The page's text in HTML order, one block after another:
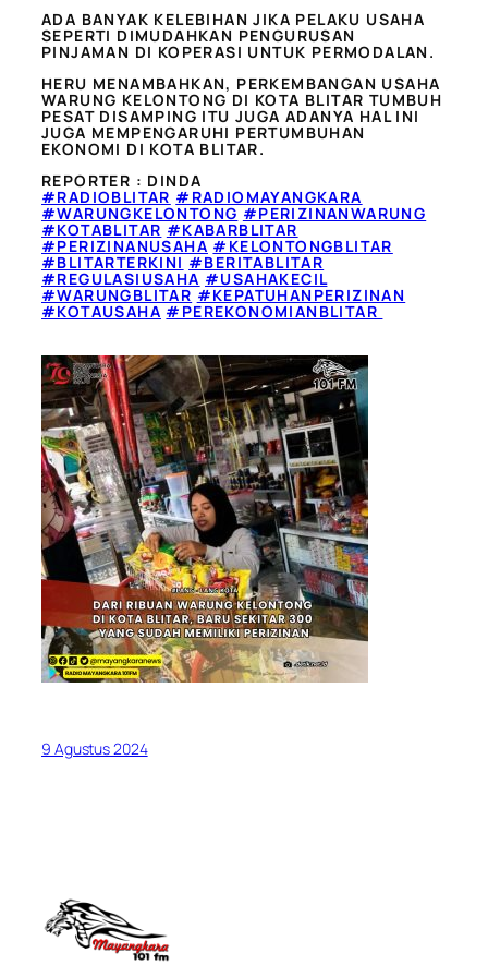
ADA BANYAK KELEBIHAN JIKA PELAKU USAHA
SEPERTI DIMUDAHKAN PENGURUSAN
PINJAMAN DI KOPERASI UNTUK PERMODALAN.
HERU MENAMBAHKAN, PERKEMBANGAN USAHA
WARUNG KELONTONG DI KOTA BLITAR TUMBUH
PESAT DISAMPING ITU JUGA ADANYA HAL INI
JUGA MEMPENGARUHI PERTUMBUHAN
EKONOMI DI KOTA BLITAR.
REPORTER : DINDA
#RADIOBLITAR #RADIOMAYANGKARA
#WARUNGKELONTONG #PERIZINANWARUNG
#KOTABLITAR #KABARBLITAR
#PERIZINANUSAHA #KELONTONGBLITAR
#BLITARTERKINI #BERITABLITAR
#REGULASIUSAHA #USAHAKECIL
#WARUNGBLITAR #KEPATUHANPERIZINAN
#KOTAUSAHA #PEREKONOMIANBLITAR
9 Agustus 2024